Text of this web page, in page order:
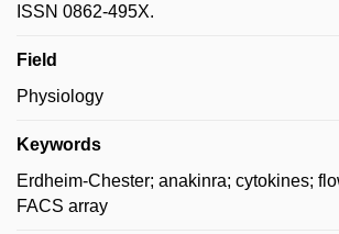
ISSN 0862-495X.
Field
Physiology
Keywords
Erdheim-Chester; anakinra; cytokines;
FACS array